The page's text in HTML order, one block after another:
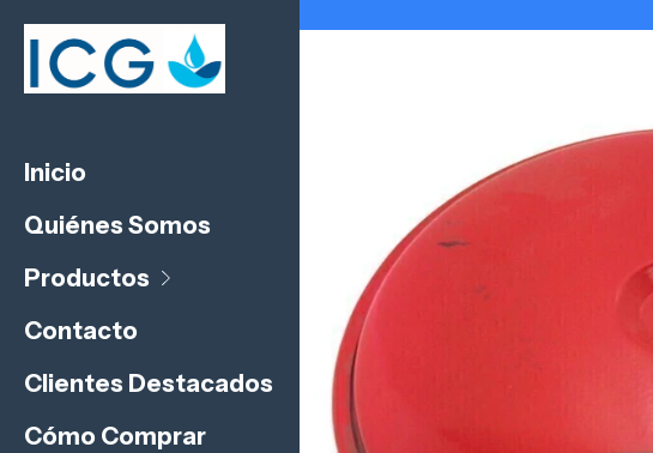
Inicio
Quiénes Somos
Productos
Contacto
Clientes Destacados
Cómo Comprar